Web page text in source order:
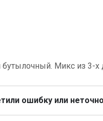
Микс из 3-х
ошибку или